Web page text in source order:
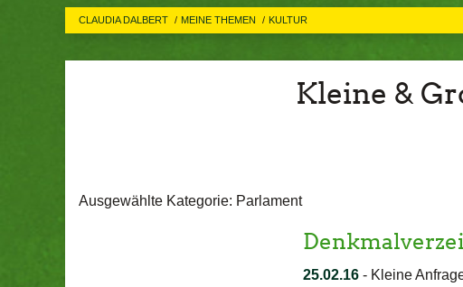
CLAUDIA DALBERT MEINE THEMEN KULTUR
Kleine &
Ausgewählte Kategorie: Parlament
25.02.16- Kleine